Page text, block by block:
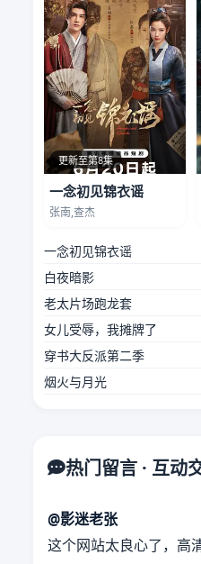
更新至第8集
一念初见锦衣谣
张南,查杰
一念初见锦衣谣
白夜暗影
老太片场跑龙套
女儿受辱，我摊牌了
穿书大反派第二季
烟火与月光
热门留言 · 互动
@影迷老张
这个网站太良心了，高